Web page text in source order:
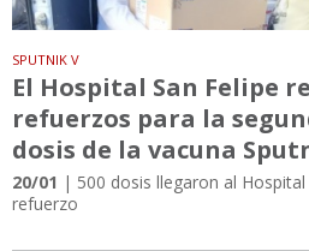
SPUTNIK V
El Hospital San Felipe
refuerzos para la
dosis de la vacuna
20/01 | 500 dosis llegaron al Hospital
refuerzo